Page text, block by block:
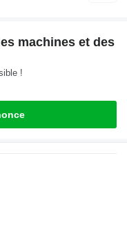
machines et des
!